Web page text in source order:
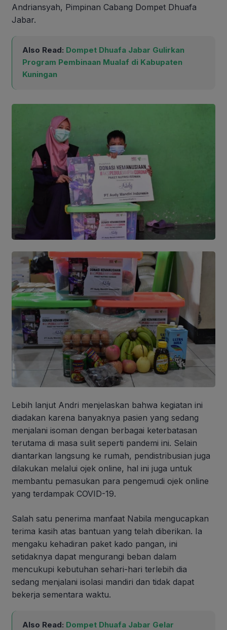
Andriansyah, Pimpinan Cabang Dompet Dhuafa
Jabar.
Also Read: Dompet Dhuafa Jabar Gulirkan
Program Pembinaan Mualaf di Kabupaten
Kuningan
Lebih lanjut Andri menjelaskan bahwa kegiatan ini
diadakan karena banyaknya pasien yang sedang
menjalani isoman dengan berbagai keterbatasan
terutama di masa sulit seperti pandemi ini. Selain
diantarkan langsung ke rumah, pendistribusian juga
dilakukan melalui ojek online, hal ini juga untuk
membantu pemasukan para pengemudi ojek online
yang terdampak COVID-19.
Salah satu penerima manfaat Nabila mengucapkan
terima kasih atas bantuan yang telah diberikan. Ia
mengaku kehadiran paket kado pangan, ini
setidaknya dapat mengurangi beban dalam
mencukupi kebutuhan sehari-hari terlebih dia
sedang menjalani isolasi mandiri dan tidak dapat
bekerja sementara waktu.
Also Read: Dompet Dhuafa Jabar Gelar